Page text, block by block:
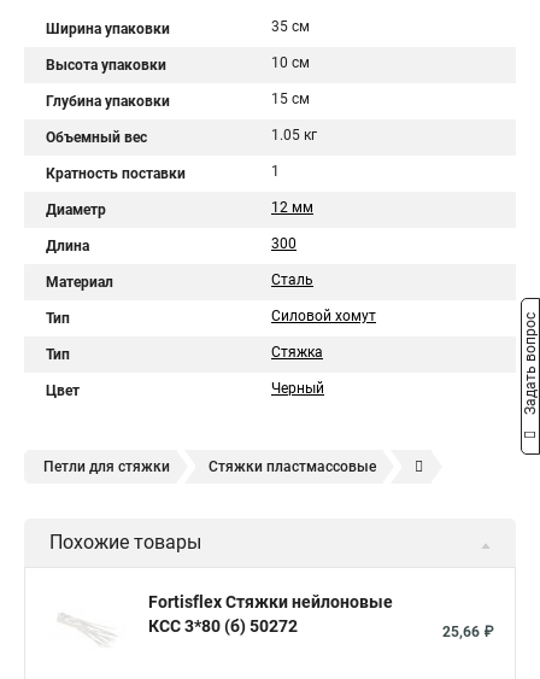
Ширина упаковки 35 см
Высота упаковки 10 см
Глубина упаковки 15 см
Объемный вес 1.05 кг
Кратность поставки 1
Диаметр 12 мм
Длина 300
Материал Сталь
Тип Силовой хомут
Тип Стяжка
Цвет Черный
Петли для стяжки Стяжки пластмассовые
Стяжки зажим Хомут стяжка нейлоновая купить в
Стяжка alt Хомуты стяжки труб Стяжки магазин
Похожие товары
Fortisflex Стяжки нейлоновые
КСС 3*80 (б) 50272
25,66 ₽
Задать вопрос